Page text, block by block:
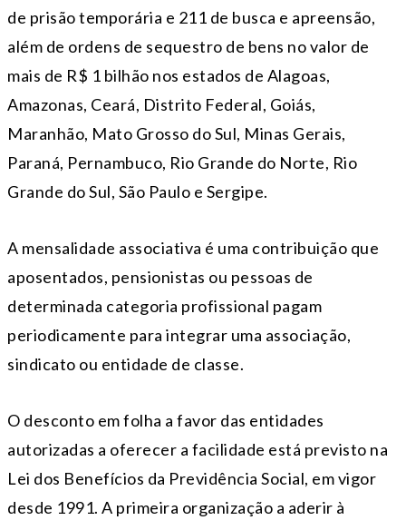
de prisão temporária e 211 de busca e apreensão,
além de ordens de sequestro de bens no valor de
mais de R$ 1 bilhão nos estados de Alagoas,
Amazonas, Ceará, Distrito Federal, Goiás,
Maranhão, Mato Grosso do Sul, Minas Gerais,
Paraná, Pernambuco, Rio Grande do Norte, Rio
Grande do Sul, São Paulo e Sergipe.
A mensalidade associativa é uma contribuição que
aposentados, pensionistas ou pessoas de
determinada categoria profissional pagam
periodicamente para integrar uma associação,
sindicato ou entidade de classe.
O desconto em folha a favor das entidades
autorizadas a oferecer a facilidade está previsto na
Lei dos Benefícios da Previdência Social, em vigor
desde 1991. A primeira organização a aderir à